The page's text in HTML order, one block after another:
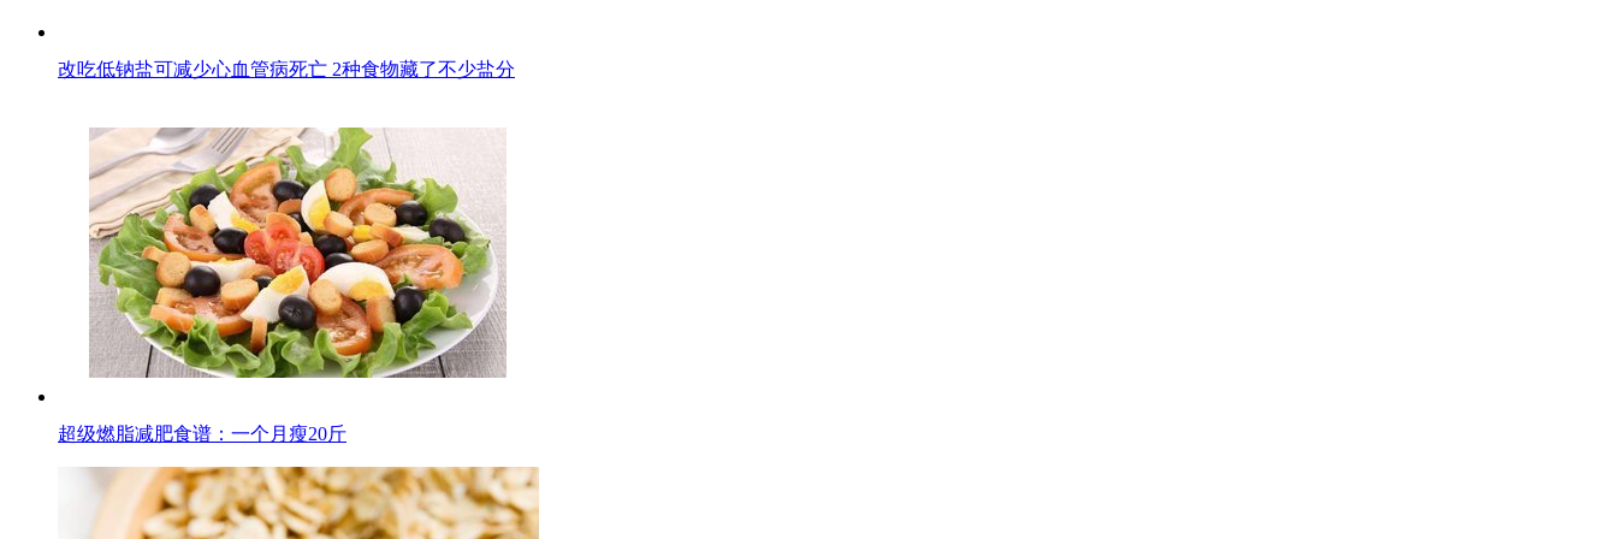
改吃低钠盐可减少心血管病死亡 2种食物藏了不少盐分
超级燃脂减肥食谱：一个月瘦20斤